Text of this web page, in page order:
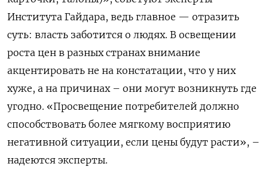
Института Гайдара, ведь главное — отразить
суть: власть заботится о людях. В освещении
роста цен в разных странах внимание
акцентировать не на констатации, что у них
хуже, а на причинах – они могут возникнуть где
угодно. «Просвещение потребителей должно
способствовать более мягкому восприятию
негативной ситуации, если цены будут расти», –
надеются эксперты.